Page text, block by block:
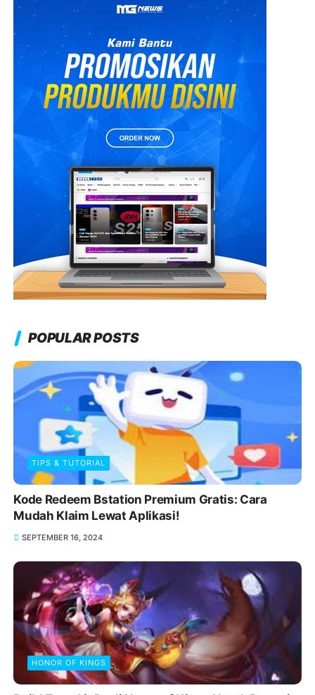
POPULAR POSTS
TIPS & TUTORIAL
Kode Redeem Bstation Premium Gratis: Cara
Mudah Klaim Lewat Aplikasi!
SEPTEMBER 16, 2024
HONOR OF KINGS